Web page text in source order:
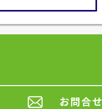
お問合せ